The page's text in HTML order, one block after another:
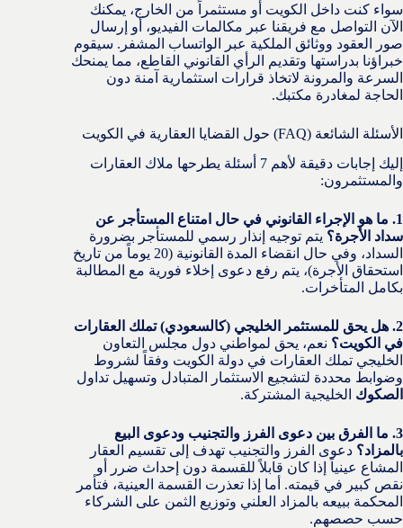
سواء كنت داخل الكويت أو مستثمراً من الخارج، يمكنك
الآن التواصل مع فريقنا عبر مكالمات الفيديو، أو إرسال
صور العقود ووثائق الملكية عبر الواتساب المشفر. سيقوم
خبراؤنا بدراستها وتقديم الرأي القانوني القاطع، مما يمنحك
السرعة والمرونة لاتخاذ قرارات استثمارية آمنة دون
الحاجة لمغادرة مكتبك.
الأسئلة الشائعة (FAQ) حول القضايا العقارية في الكويت
إليك إجابات دقيقة لأهم 7 أسئلة يطرحها ملاك العقارات
والمستثمرون:
1. ما هو الإجراء القانوني في حال امتناع المستأجر عن
سداد الأجرة؟ يتم توجيه إنذار رسمي للمستأجر بضرورة
السداد، وفي حال انقضاء المدة القانونية (20 يوماً من تاريخ
استحقاق الأجرة)، يتم رفع دعوى إخلاء فورية مع المطالبة
بكامل المتأخرات.
2. هل يحق للمستثمر الخليجي (كالسعودي) تملك العقارات
في الكويت؟ نعم، يحق لمواطني دول مجلس التعاون
الخليجي تملك العقارات في دولة الكويت وفقاً لشروط
وضوابط محددة لتشجيع الاستثمار المتبادل وتسهيل تداول
الصكوك الخليجية المشتركة.
3. ما الفرق بين دعوى الفرز والتجنيب ودعوى البيع
بالمزاد؟ دعوى الفرز والتجنيب تهدف إلى تقسيم العقار
المشاع عينياً إذا كان قابلاً للقسمة دون إحداث ضرر أو
نقص كبير في قيمته. أما إذا تعذرت القسمة العينية، فتأمر
المحكمة ببيعه بالمزاد العلني وتوزيع الثمن على الشركاء
حسب حصصهم.